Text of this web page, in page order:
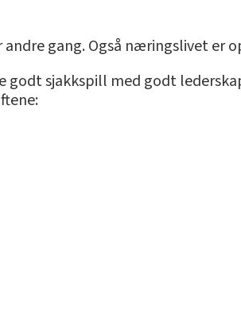
gang. Også næringslivet er
godt sjakkspill med godt